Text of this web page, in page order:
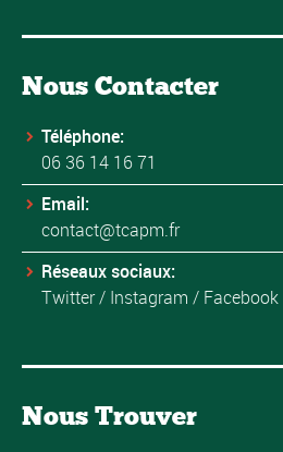
Nous Contacter
Téléphone:
06 36 14 16 71
Email:
contact@tcapm.fr
Réseaux sociaux:
Twitter/ Instagram / Facebook
Nous Trouver